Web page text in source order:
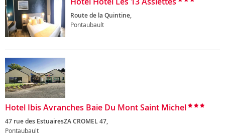
Route de la Quintine,
Pontaubault
Hotel Ibis Avranches Baie Du Mont Saint Michel
47 rue des EstuairesZA CROMEL 47,
Pontaubault